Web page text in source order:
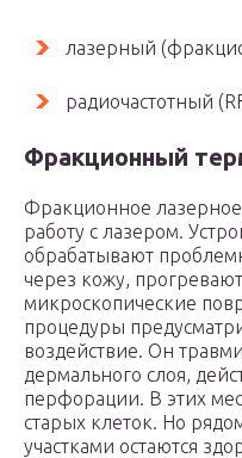
лазерный
радиочастотный
Фракционный
Фракционное
работу с лазером.
обрабатывают
через кожу,
микроскопические
процедуры
воздействие. Он
дермального слоя,
перфорации. В этих
старых клеток. Но
участками остаются